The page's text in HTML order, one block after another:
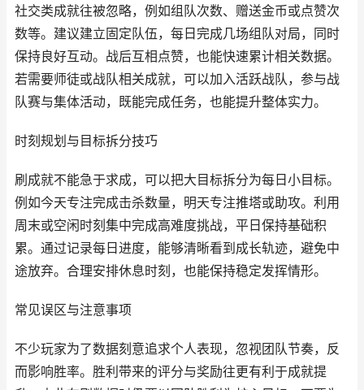
社交类成就往被忽略，例如组队次数、赠送金币或点赞次
数等。建议建立固定队伍，每日完成几场组队对局，同时
保持良好互动。战后互相点赞，也能快速累计相关数据。
若需要师徒或战队相关成就，可以加入活跃战队，参与战
队赛与集体活动，既能完成任务，也能提升整体实力。
时刻规划与目标拆分技巧
刷成就不能急于求成，可以把大目标拆分为每日小目标。
例如今天专注完成击杀数量，明天专注推塔或助攻。利用
周末或空闲时刻集中完成高难度挑战，平日保持基础积
累。通过记录每日进度，能够清晰看到成长轨迹，避免中
途放弃。合理安排休息时刻，也能保持稳定发挥情形。
常见误区与注意事项
不少玩家为了数据刻意追求个人表现，忽视团队节奏，反
而影响胜率。胜利带来的评分与奖励往更有利于成就提